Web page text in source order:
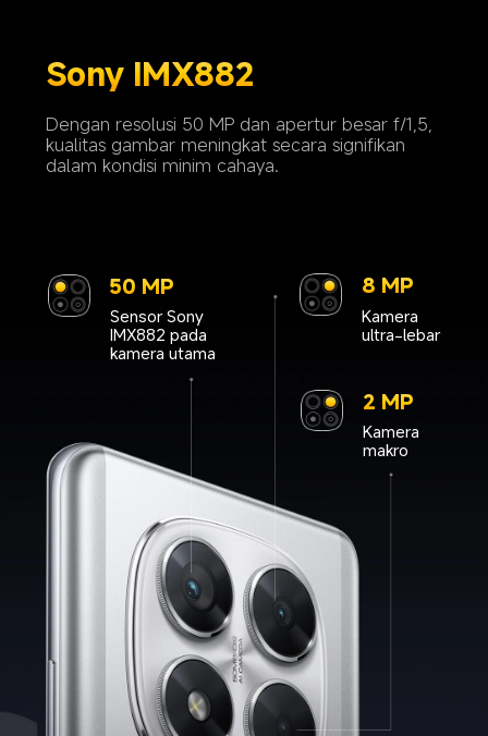
Sony IMX882
Dengan resolusi 50 MP dan apertur besar f/1,5,
kualitas gambar meningkat secara signifikan
dalam kondisi minim cahaya.
50 MP
Sensor Sony
IMX882 pada
kamera utama
8 MP
Kamera
ultra-lebar
2 MP
Kamera
makro